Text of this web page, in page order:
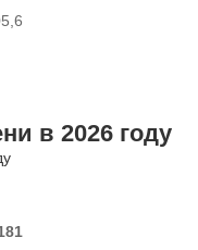
в 2026 году